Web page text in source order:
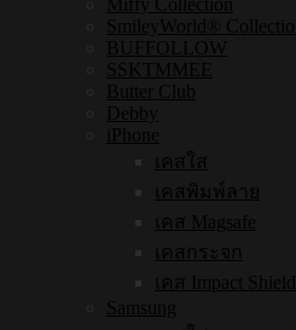
SmileyWorld® Collection
BUFFOLLOW
SSKTMMEE
Butter Club
Debby
iPhone
เคสใส
เคสพิมพ์ลาย
เคส Magsafe
เคสกระจก
เคส Impact Shield
Samsung